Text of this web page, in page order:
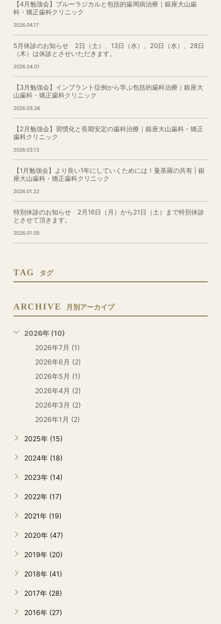
【4月勉強会】ブルーラジカルと包括的歯周病治療｜銀座大山歯
科・矯正歯科クリニック
2026.04.17
5月休診のお知らせ 2日（土）、13日（水）、20日（水）、28日
（木）は休診とさせいただきます。
2026.04.01
【3月勉強会】インプラント症例から学ぶ包括的歯科治療｜銀座大
山歯科・矯正歯科クリニック
2026.03.26
【2月勉強会】習慣化と長期安定の歯科治療｜銀座大山歯科・矯正
歯科クリニック
2026.03.13
【1月勉強会】より良い1年にしていくためには！曼荼羅の共有 | 銀
座大山歯科・矯正歯科クリニック
2026.01.22
特別休診のお知らせ 2月16日（月）から21日（土）まで特別休診
とさせて頂きます。
2026.01.05
TAG タグ
ARCHIVE 月別アーカイブ
2026年 (10)
2026年7月 (1)
2026年6月 (2)
2026年5月 (1)
2026年4月 (2)
2026年3月 (2)
2026年1月 (2)
2025年 (15)
2024年 (18)
2023年 (14)
2022年 (17)
2021年 (19)
2020年 (47)
2019年 (20)
2018年 (41)
2017年 (28)
2016年 (27)